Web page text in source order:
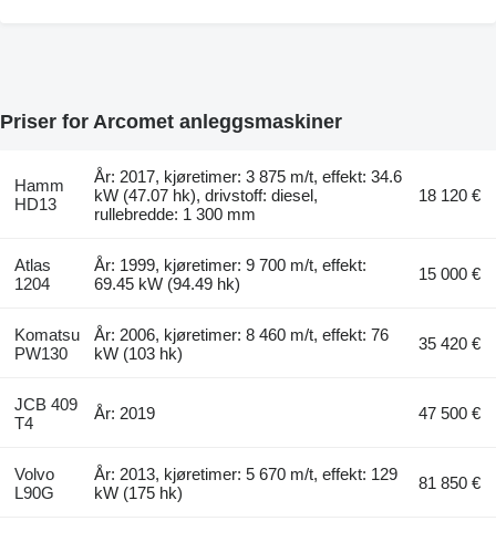
Priser for Arcomet anleggsmaskiner
Hamm
HD13
År: 2017, kjøretimer: 3 875 m/t, effekt: 34.6
kW (47.07 hk), drivstoff: diesel,
rullebredde: 1 300 mm
18 120 €
Atlas
1204
År: 1999, kjøretimer: 9 700 m/t, effekt:
69.45 kW (94.49 hk)
15 000 €
Komatsu
PW130
År: 2006, kjøretimer: 8 460 m/t, effekt: 76
kW (103 hk)
35 420 €
JCB 409
T4
År: 2019 47 500 €
Volvo
L90G
År: 2013, kjøretimer: 5 670 m/t, effekt: 129
kW (175 hk)
81 850 €